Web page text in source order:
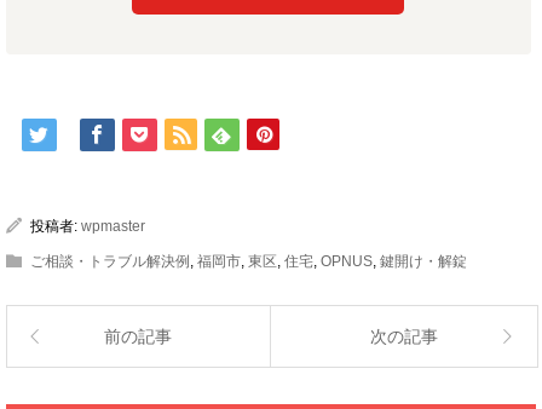
投稿者: wpmaster
ご相談・トラブル解決例 , 福岡市, 東区, 住宅, OPNUS, 鍵開け・解錠
前の記事 次の記事